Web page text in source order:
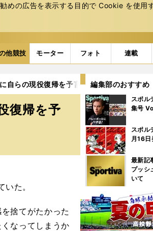
めの広告を表⽰する⽬的で Cookie を使⽤
他競技 モーター フォト 連載
自らの現役復帰を予言していた
復帰を予
た。
捨てがたかった
なってしまうか
編集部のおすすめ
スポ
集号
スポ
月16日
最新記
プッシ
いて